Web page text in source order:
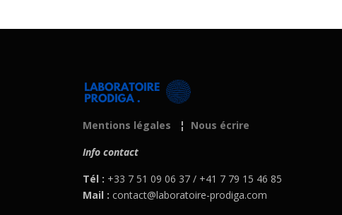
Mentions légales ¦ Nous écrire
Info contact
Tél : +33 7 51 09 06 37 / +41 7 79 15 46 85
Mail : contact@laboratoire-prodiga.com